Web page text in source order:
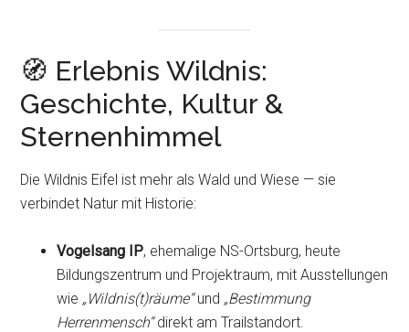
🧭 Erlebnis Wildnis:
Geschichte, Kultur &
Sternenhimmel
Die Wildnis Eifel ist mehr als Wald und Wiese — sie
verbindet Natur mit Historie:
Vogelsang IP, ehemalige NS-Ortsburg, heute
Bildungszentrum und Projektraum, mit Ausstellungen
wie „Wildnis(t)räume“und „Bestimmung
Herrenmensch“direkt am Trailstandort.